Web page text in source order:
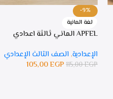
-9%
لغة المانية
APFEL الماني ثالثة اعدادي
الإعدادية, الصف الثالث الإعدادي
115,00EGP
105,00EGP